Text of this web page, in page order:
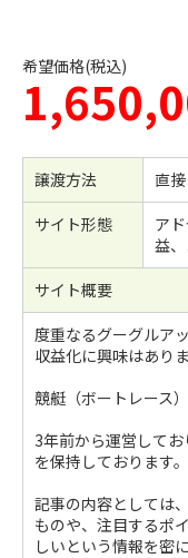
希望価格(税込)
譲渡方法
直接
サイト形態
ア
益
サイト概要
度重なるグーグルア
収益化に興味はあり
競艇（ボートレース
3年前から運営して
を保持しております。
記事の内容としては
ものや、注目するポ
しいという情報を密